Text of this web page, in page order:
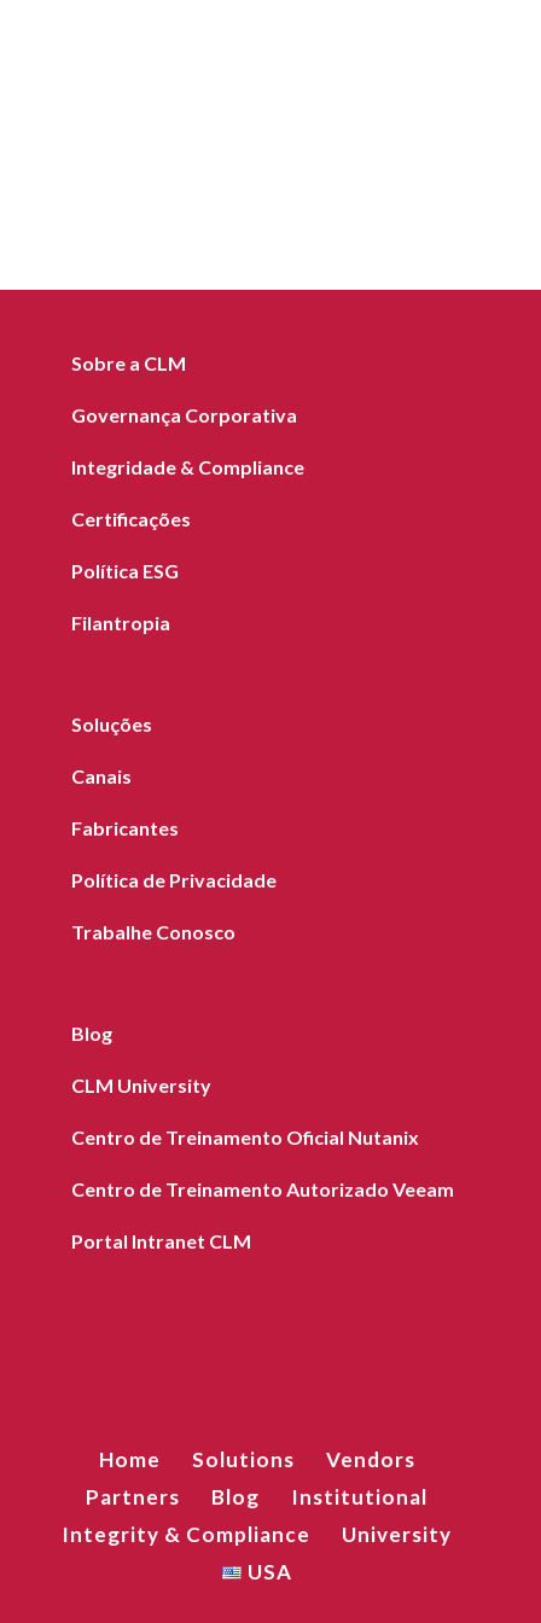
Sobre a CLM
Governança Corporativa
Integridade & Compliance
Certificações
Política ESG
Filantropia
Soluções
Canais
Fabricantes
Política de Privacidade
Trabalhe Conosco
Blog
CLM University
Centro de Treinamento Oficial Nutanix
Centro de Treinamento Autorizado Veeam
Portal Intranet CLM
Home Solutions
Vendors
Partners
Blog
Institutional
Integrity & Compliance
University
USA